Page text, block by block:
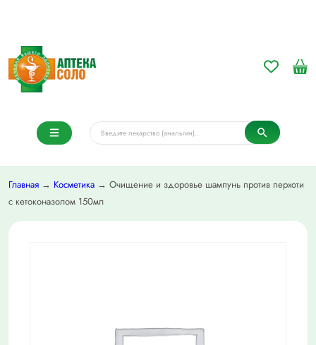
Главная → Косметика → Очищение и здоровье шампунь против перхоти
с кетоконазолом 150мл